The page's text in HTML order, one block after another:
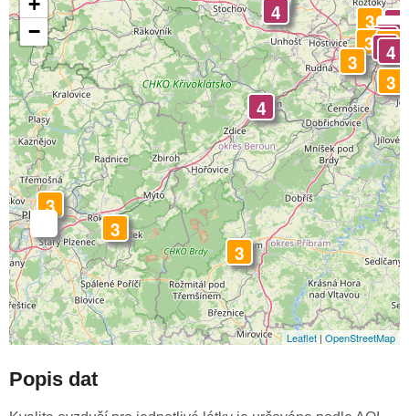
3
4
4
-
3
3
3
3
3
44
4
3
4
3
4
−
Leaflet | OpenStreetMap
Popis dat